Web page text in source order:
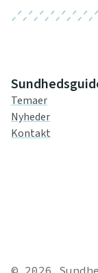
Temaer
Nyheder
Kontakt
© 2026